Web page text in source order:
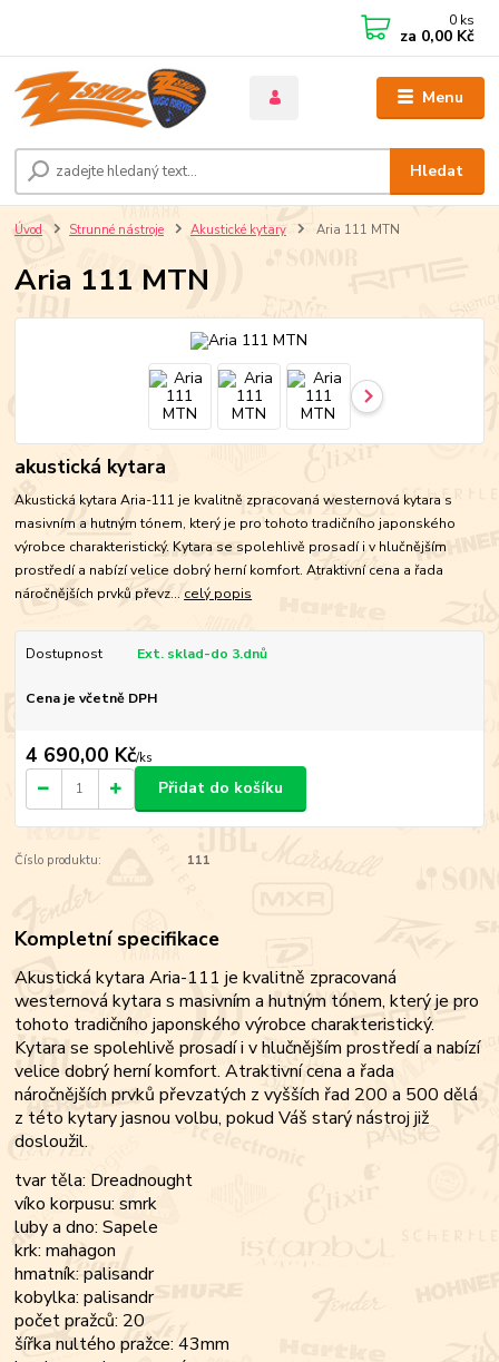
Menu
Hledat
0 ks
za 0,00 Kč
Úvod Strunné nástroje Akustické kytary Aria 111 MTN
Aria 111 MTN
akustická kytara
Akustická kytara Aria-111 je kvalitně zpracovaná westernová kytara s
masivním a hutným tónem, který je pro tohoto tradičního japonského
výrobce charakteristický. Kytara se spolehlivě prosadí i v hlučnějším
prostředí a nabízí velice dobrý herní komfort. Atraktivní cena a řada
náročnějších prvků převz... celý popis
Dostupnost Ext. sklad-do 3.dnů
Cena je včetně DPH
4 690,00 Kč/ks
Přidat do košíku
Číslo produktu: 111
Kompletní specifikace
Akustická kytara Aria-111 je kvalitně zpracovaná
westernová kytara s masivním a hutným tónem, který je pro
tohoto tradičního japonského výrobce charakteristický.
Kytara se spolehlivě prosadí i v hlučnějším prostředí a nabízí
velice dobrý herní komfort. Atraktivní cena a řada
náročnějších prvků převzatých z vyšších řad 200 a 500 dělá
z této kytary jasnou volbu, pokud Váš starý nástroj již
dosloužil.
tvar těla: Dreadnought
víko korpusu: smrk
luby a dno: Sapele
krk: mahagon
hmatník: palisandr
kobylka: palisandr
počet pražců: 20
šířka nultého pražce: 43mm